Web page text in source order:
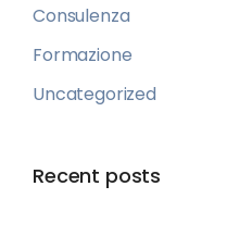
Consulenza
Formazione
Uncategorized
Recent posts